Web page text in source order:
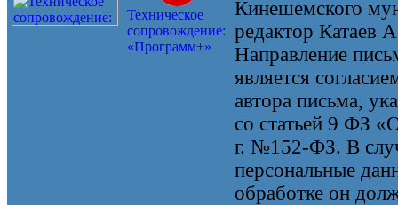
Техническое
сопровождение:
«Программ+»
Кинешемского
редактор Катаев
Направление
является
автора письма,
со статьей 9 ФЗ
г. №152-ФЗ. В
персональные
обработке он